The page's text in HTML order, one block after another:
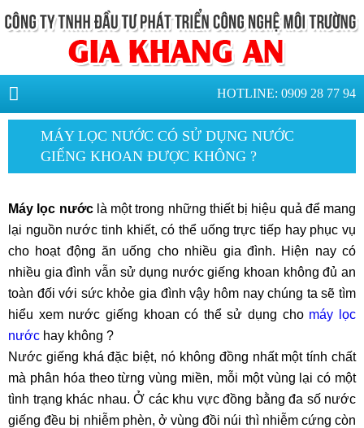
HOTLINE: 0909 28 77 94
MÁY LỌC NƯỚC CÓ SỬ DỤNG NƯỚC
GIẾNG KHOAN ĐƯỢC KHÔNG ?
Máy lọc nướclà một trong những thiết bị hiệu quả để mang
lại nguồn nước tinh khiết, có thể uống trực tiếp hay phục vụ
cho hoạt động ăn uống cho nhiều gia đình. Hiện nay có
nhiều gia đình vẫn sử dụng nước giếng khoan không đủ an
toàn đối với sức khỏe gia đình vậy hôm nay chúng ta sẽ tìm
hiểu xem nước giếng khoan có thể sử dụng cho máy lọc
nước hay không ?
Nước giếng khá đặc biệt, nó không đồng nhất một tính chất
mà phân hóa theo từng vùng miền, mỗi một vùng lại có một
tình trạng khác nhau. Ở các khu vực đồng bằng đa số nước
giếng đều bị nhiễm phèn, ở vùng đồi núi thì nhiễm cứng còn